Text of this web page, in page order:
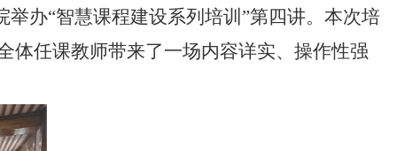
办“智慧课程建设系列培训”第四讲。本次培
体任课教师带来了一场内容详实、操作性强